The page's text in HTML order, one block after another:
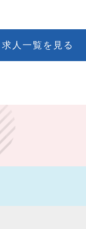
求人一覧を見る